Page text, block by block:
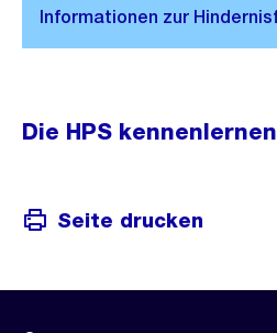
Die HPS kennenlernen
Seite drucken